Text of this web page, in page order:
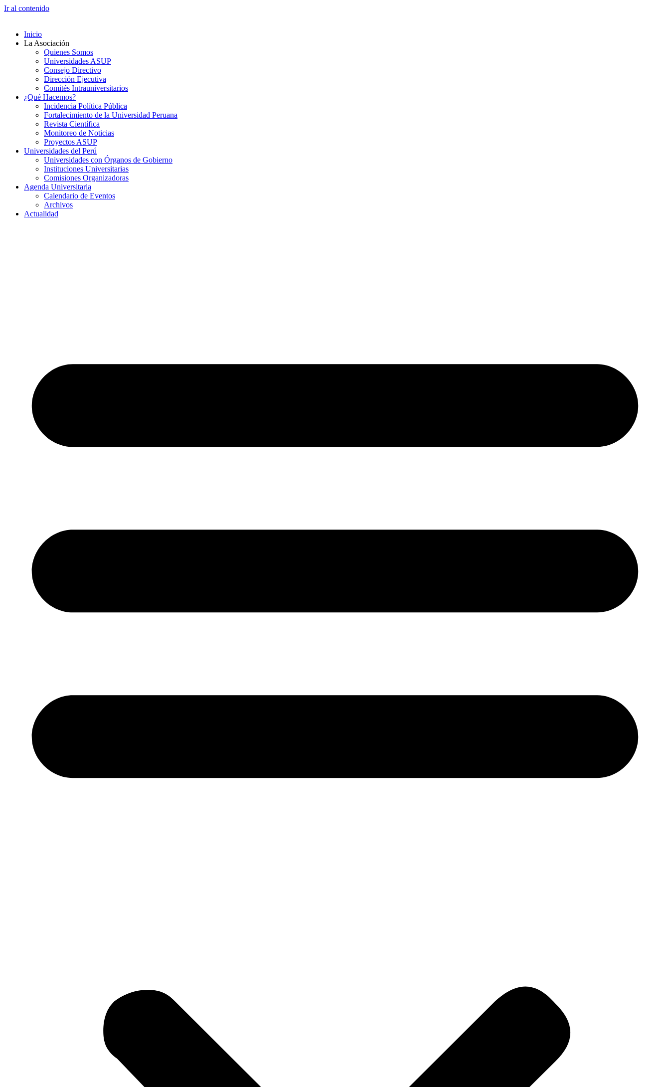
Ir al contenido
Inicio
La Asociación
Quienes Somos
Universidades ASUP
Consejo Directivo
Dirección Ejecutiva
Comités Intrauniversitarios
¿Qué Hacemos?
Incidencia Política Pública
Fortalecimiento de la Universidad Peruana
Revista Científica
Monitoreo de Noticias
Proyectos ASUP
Universidades del Perú
Universidades con Órganos de Gobierno
Instituciones Universitarias
Comisiones Organizadoras
Agenda Universitaria
Calendario de Eventos
Archivos
Actualidad